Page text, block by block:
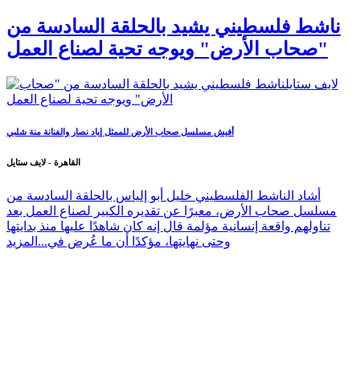
ناشط فلسطيني يشيد بالحلقة السادسة من
"صحاب الأرض" ويوجه تحية لصناع العمل
أفيش مسلسل صحاب الأرض للممثل إياد نصار والفنانة منة شلبي
القاهرة - لايف ستايل
أشاد الناشط الفلسطيني خليل أبو إلياس بالحلقة السادسة من
مسلسل صحاب الأرض، معبرًا عن تقديره الكبير لصناع العمل بعد
تناولهم واقعة إنسانية مؤلمة قال إنه كان شاهدًا عليها منذ بدايتها
وحتى نهايتها، مؤكدًا أن ما عُرض في... المزيد